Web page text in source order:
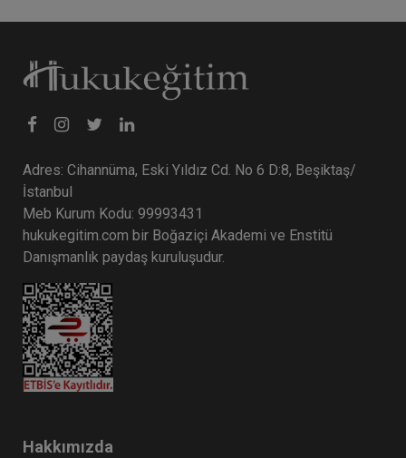
Adres: Cihannüma, Eski Yıldız Cd. No 6 D:8, Beşiktaş/
İstanbul
Meb Kurum Kodu: 99993431
hukukegitim.com bir Boğaziçi Akademi ve Enstitü
Danışmanlık paydaş kuruluşudur.
Hakkımızda